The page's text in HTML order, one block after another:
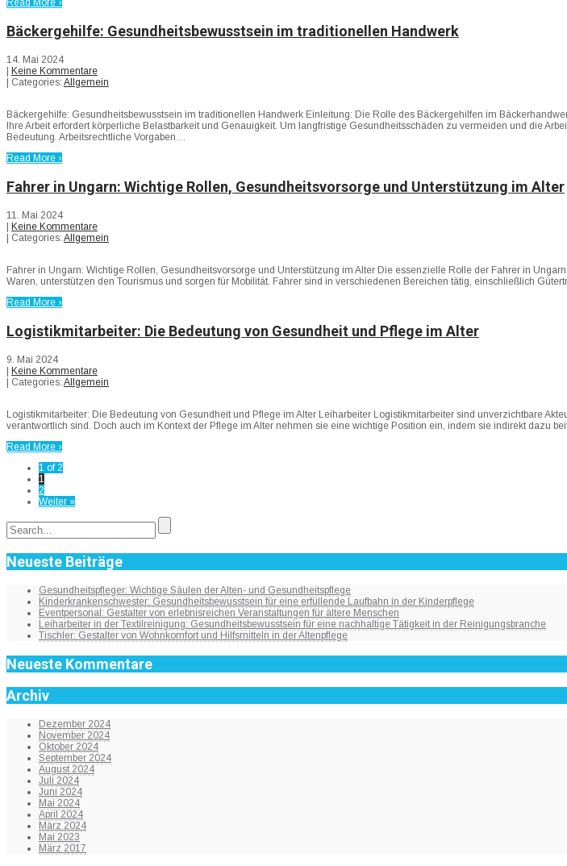
Read More ›
Bäckergehilfe: Gesundheitsbewusstsein im traditionellen Handwerk
14. Mai 2024
| Keine Kommentare
| Categories: Allgemein
Bäckergehilfe: Gesundheitsbewusstsein im traditionellen Handwerk Einleitung: Die Rolle des Bäckergehilfen im
Ihre Arbeit erfordert körperliche Belastbarkeit und Genauigkeit. Um langfristige Gesundheitsschäden zu vermeiden und die
Bedeutung. Arbeitsrechtliche Vorgaben…
Read More ›
Fahrer in Ungarn: Wichtige Rollen, Gesundheitsvorsorge und Unterstützung im Alter
11. Mai 2024
| Keine Kommentare
| Categories: Allgemein
Fahrer in Ungarn: Wichtige Rollen, Gesundheitsvorsorge und Unterstützung im Alter Die essenzielle Rolle der Fahrer in
Waren, unterstützen den Tourismus und sorgen für Mobilität. Fahrer sind in verschiedenen Bereichen tätig, einschließlich
Read More ›
Logistikmitarbeiter: Die Bedeutung von Gesundheit und Pflege im Alter
9. Mai 2024
| Keine Kommentare
| Categories: Allgemein
Logistikmitarbeiter: Die Bedeutung von Gesundheit und Pflege im Alter Leiharbeiter Logistikmitarbeiter sind unverzichtbare
verantwortlich sind. Doch auch im Kontext der Pflege im Alter nehmen sie eine wichtige Position ein, indem sie indirekt dazu
Read More ›
1 of 2
1
2
Weiter »
Neueste Beiträge
Gesundheitspfleger: Wichtige Säulen der Alten- und Gesundheitspflege
Kinderkrankenschwester: Gesundheitsbewusstsein für eine erfüllende Laufbahn in der Kinderpflege
Eventpersonal: Gestalter von erlebnisreichen Veranstaltungen für ältere Menschen
Leiharbeiter in der Textilreinigung: Gesundheitsbewusstsein für eine nachhaltige Tätigkeit in der Reinigungsbranche
Tischler: Gestalter von Wohnkomfort und Hilfsmitteln in der Altenpflege
Neueste Kommentare
Archiv
Dezember 2024
November 2024
Oktober 2024
September 2024
August 2024
Juli 2024
Juni 2024
Mai 2024
April 2024
März 2024
Mai 2023
März 2017